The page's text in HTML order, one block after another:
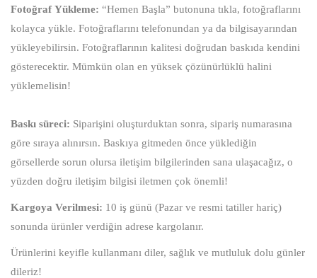
Fotoğraf Yükleme: “Hemen Başla” butonuna tıkla, fotoğraflarını
kolayca yükle. Fotoğraflarını telefonundan ya da bilgisayarından
yükleyebilirsin. Fotoğraflarının kalitesi doğrudan baskıda kendini
gösterecektir. Mümkün olan en yüksek çözünürlüklü halini
yüklemelisin!
Baskı süreci: Siparişini oluşturduktan sonra, sipariş numarasına
göre sıraya alınırsın. Baskıya gitmeden önce yüklediğin
görsellerde sorun olursa iletişim bilgilerinden sana ulaşacağız, o
yüzden doğru iletişim bilgisi iletmen çok önemli!
Kargoya Verilmesi: 10 iş günü (Pazar ve resmi tatiller hariç)
sonunda ürünler verdiğin adrese kargolanır.
Ürünlerini keyifle kullanmanı diler, sağlık ve mutluluk dolu günler
dileriz!